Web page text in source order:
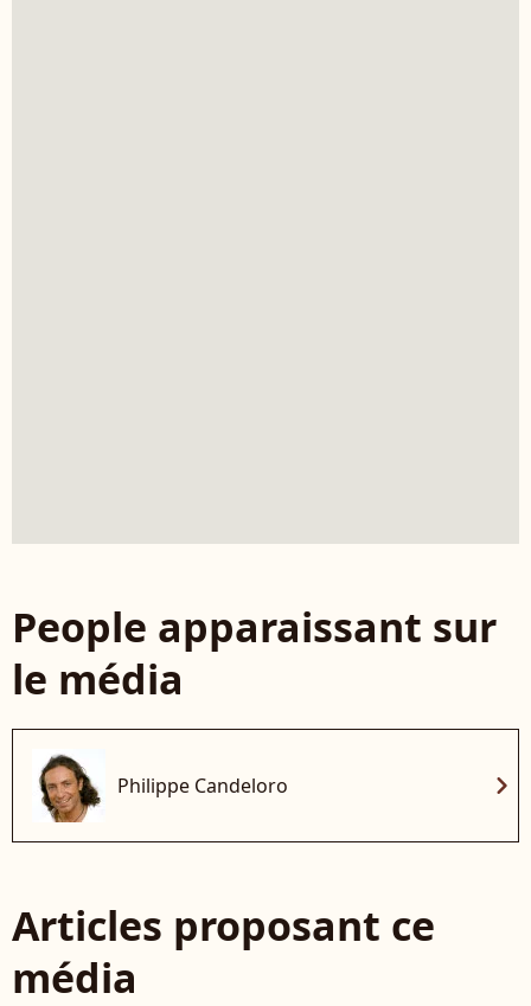
People apparaissant sur
le média
Philippe Candeloro chevron_right
Articles proposant ce
média